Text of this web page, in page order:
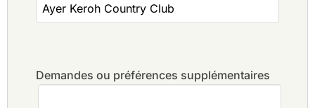
Demandes ou préférences supplémentaires